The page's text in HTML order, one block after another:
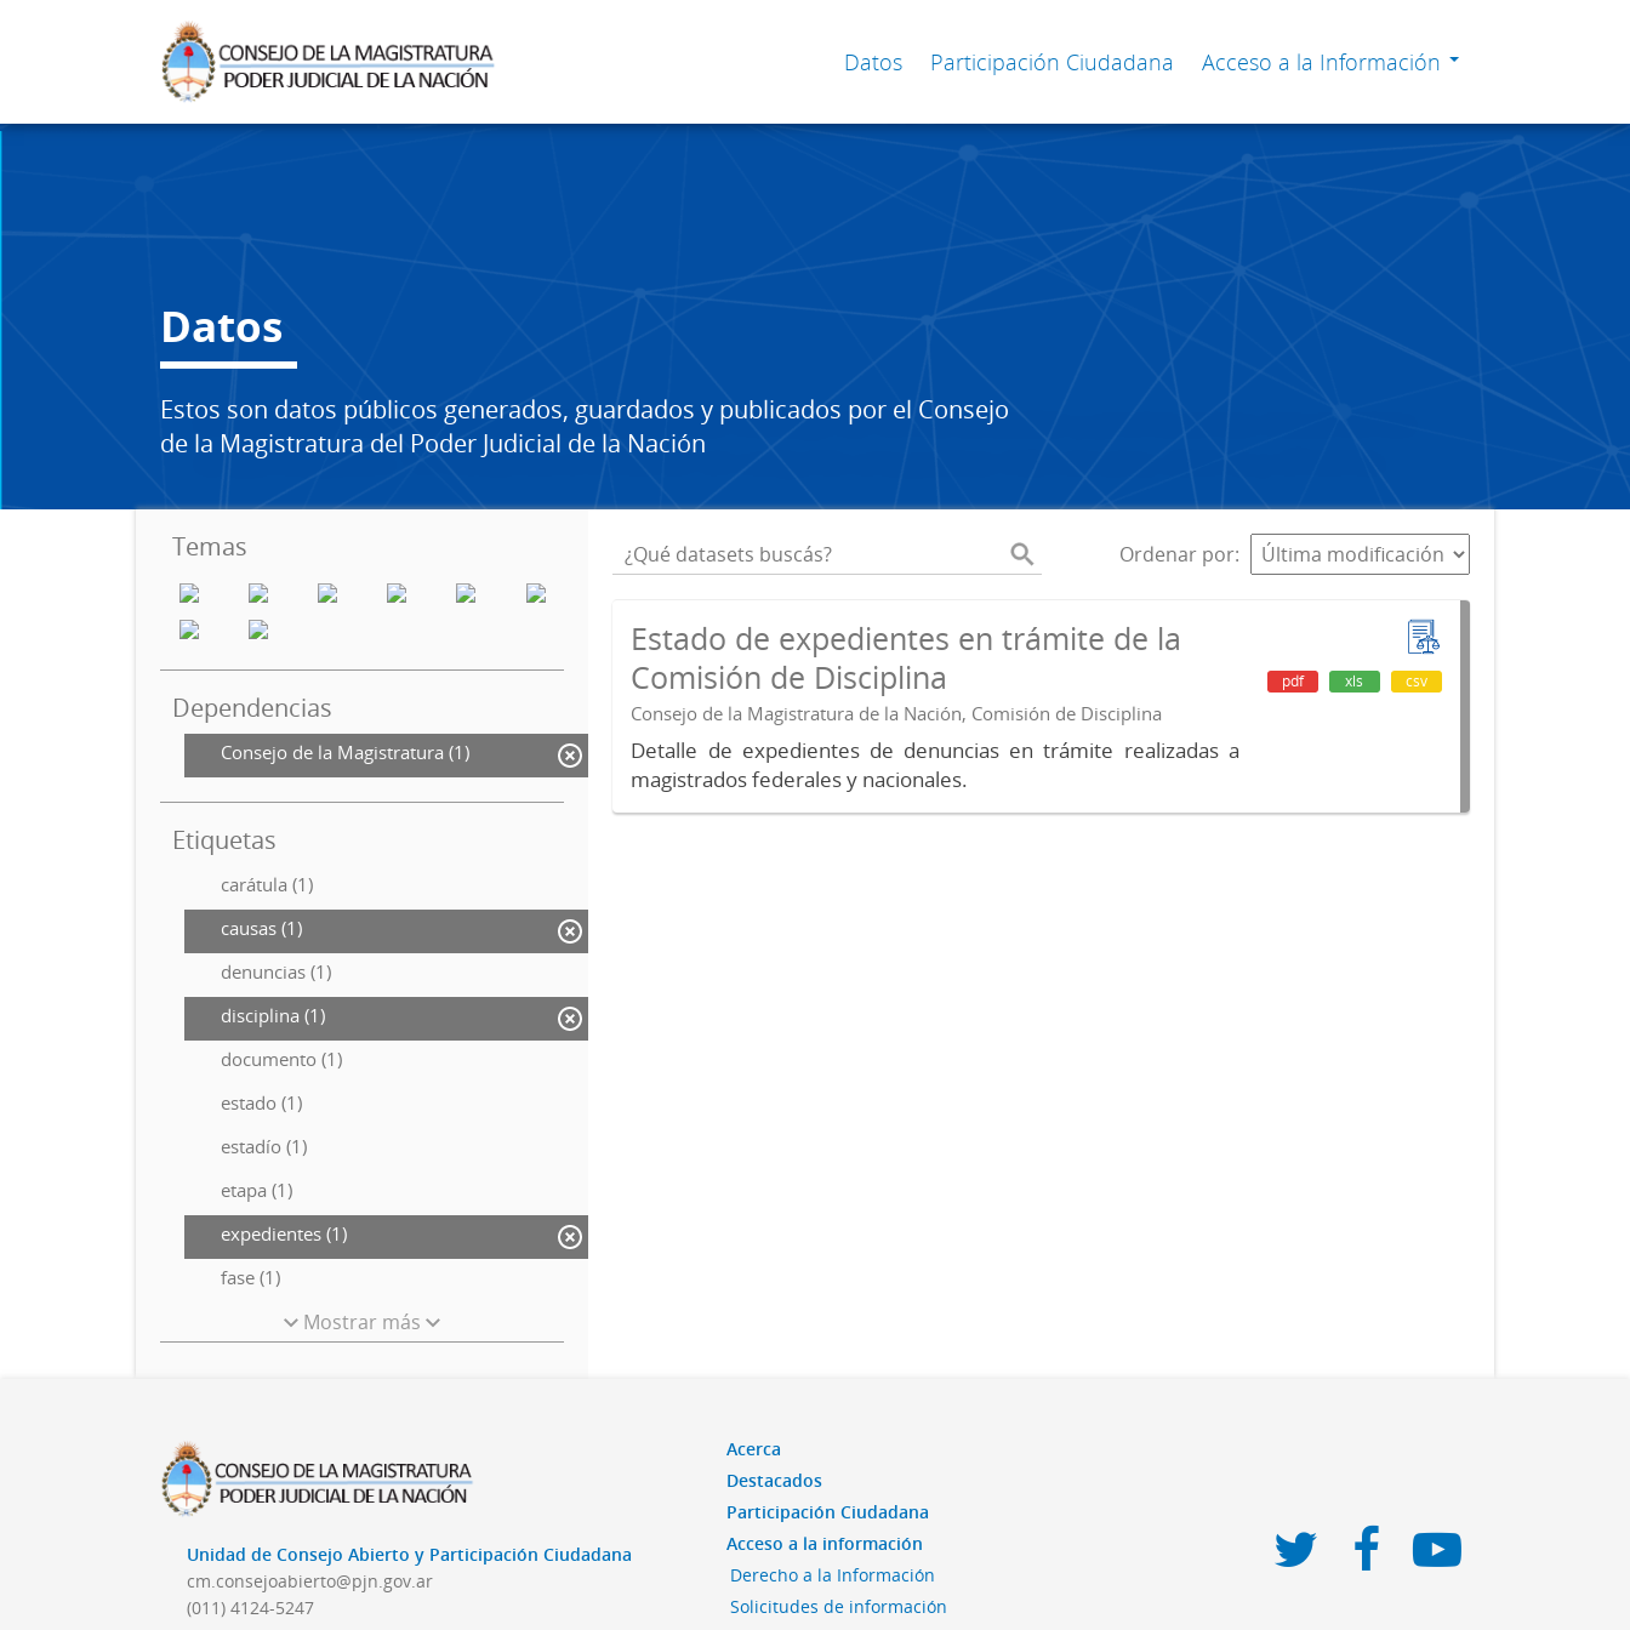
Datos Participación Ciudadana Acceso a la Información
Datos
Estos son datos públicos generados, guardados y publicados por el Consejo
de la Magistratura del Poder Judicial de la Nación
Temas
Dependencias
Consejo de la Magistratura (1)
Etiquetas
carátula (1)
causas (1)
denuncias (1)
disciplina (1)
documento (1)
estado (1)
estadío (1)
etapa (1)
expedientes (1)
fase (1)
Mostrar más
Ordenar por
Estado de expedientes en trámite de la
Comisión de Disciplina
Consejo de la Magistratura de la Nación, Comisión de Disciplina
Detalle de expedientes de denuncias en trámite realizadas a
magistrados federales y nacionales.
pdf xls csv
Unidad de Consejo Abierto y Participación Ciudadana
cm.consejoabierto@pjn.gov.ar
(011) 4124-5247
Acerca
Destacados
Participación Ciudadana
Acceso a la información
Derecho a la Información
Solicitudes de información